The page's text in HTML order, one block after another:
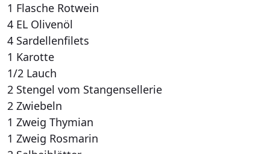
1 Flasche Rotwein
4 EL Olivenöl
4 Sardellenfilets
1 Karotte
1/2 Lauch
2 Stengel vom Stangensellerie
2 Zwiebeln
1 Zweig Thymian
1 Zweig Rosmarin